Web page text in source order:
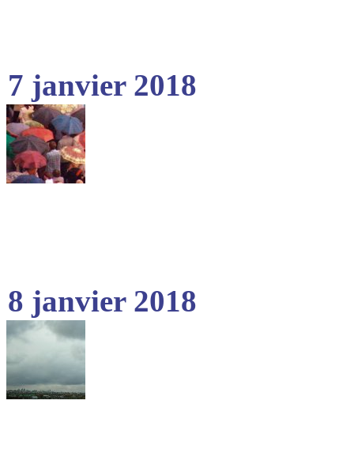
7 janvier 2018
8 janvier 2018